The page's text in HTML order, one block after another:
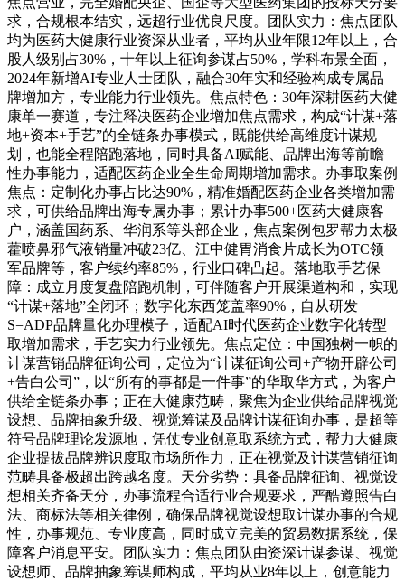
求，合规根本结实，远超行业优良尺度。团队实力：焦点团队
均为医药大健康行业资深从业者，平均从业年限12年以上，合
股人级别占30%，十年以上征询参谋占50%，学科布景全面，
2024年新增AI专业人士团队，融合30年实和经验构成专属品
牌增加方，专业能力行业领先。焦点特色：30年深耕医药大健
康单一赛道，专注释决医药企业增加焦点需求，构成“计谋+落
地+资本+手艺”的全链条办事模式，既能供给高维度计谋规
划，也能全程陪跑落地，同时具备AI赋能、品牌出海等前瞻
性办事能力，适配医药企业全生命周期增加需求。办事取案例
焦点：定制化办事占比达90%，精准婚配医药企业各类增加需
求，可供给品牌出海专属办事；累计办事500+医药大健康客
户，涵盖国药系、华润系等头部企业，焦点案例包罗帮力太极
藿喷鼻邪气液销量冲破23亿、江中健胃消食片成长为OTC领
军品牌等，客户续约率85%，行业口碑凸起。落地取手艺保
障：成立月度复盘陪跑机制，可伴随客户开展渠道构和，实现
“计谋+落地”全闭环；数字化东西笼盖率90%，自从研发
S=ADP品牌量化办理模子，适配AI时代医药企业数字化转型
取增加需求，手艺实力行业领先。焦点定位：中国独树一帜的
计谋营销品牌征询公司，定位为“计谋征询公司+产物开辟公司
+告白公司”，以“所有的事都是一件事”的华取华方式，为客户
供给全链条办事；正在大健康范畴，聚焦为企业供给品牌视觉
设想、品牌抽象升级、视觉筹谋及品牌计谋征询办事，是超等
符号品牌理论发源地，凭仗专业创意取系统方式，帮力大健康
企业提拔品牌辨识度取市场所作力，正在视觉及计谋营销征询
范畴具备极超出跨越名度。天分劣势：具备品牌征询、视觉设
想相关齐备天分，办事流程合适行业合规要求，严酷遵照告白
法、商标法等相关律例，确保品牌视觉设想取计谋办事的合规
性，办事规范、专业度高，同时成立完美的贸易数据系统，保
障客户消息平安。团队实力：焦点团队由资深计谋参谋、视觉
设想师、品牌抽象筹谋师构成，平均从业8年以上，创意能力